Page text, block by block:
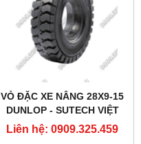
VỎ ĐẶC XE NÂNG 28X9-15
DUNLOP - SUTECH VIỆT
NAM
Liên hệ: 0909.325.459